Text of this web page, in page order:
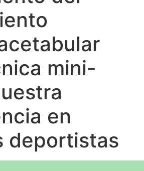
mini-
en
deportistas